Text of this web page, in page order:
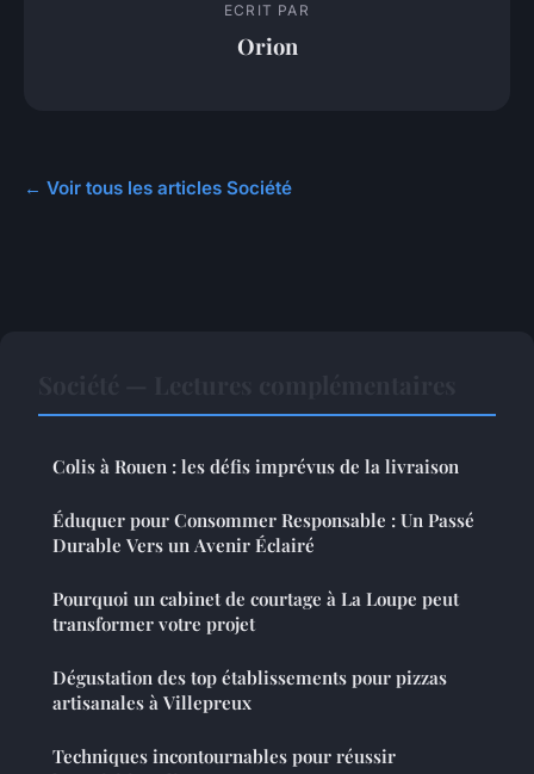
ECRIT PAR
Orion
← Voir tous les articles Société
Colis à Rouen : les défis imprévus de la livraison
Éduquer pour Consommer Responsable : Un Passé
Durable Vers un Avenir Éclairé
Pourquoi un cabinet de courtage à La Loupe peut
transformer votre projet
Dégustation des top établissements pour pizzas
artisanales à Villepreux
Techniques incontournables pour réussir